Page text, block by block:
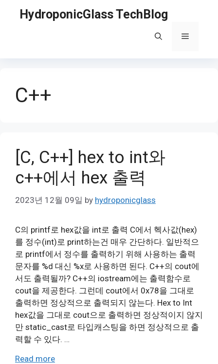
HydroponicGlass TechBlog
Menu
C++
[C, C++] hex to int와
c++에서 hex 출력
2023년 12월 09일 by hydroponicglass
C의 printf로 hex값을 int로 출력 C에서 헥사값(hex)
를 정수(int)로 print하는건 매우 간단하다. 일반적으
로 printf에서 정수를 출력하기 위해 사용하는 출력
문자를 %d 대신 %x로 사용하면 된다. C++의 cout에
서도 출력될까? C++의 iostream에는 출력함수로
cout을 제공한다. 그런데 cout에서 0x78을 그대로
출력하면 정상적으로 출력되지 않는다. Hex to Int
hex값을 그대로 cout으로 출력하면 정상적이지 않지
만 static_cast로 타입캐스팅을 하면 정상적으로 출
력할 수 있다. …
Read more